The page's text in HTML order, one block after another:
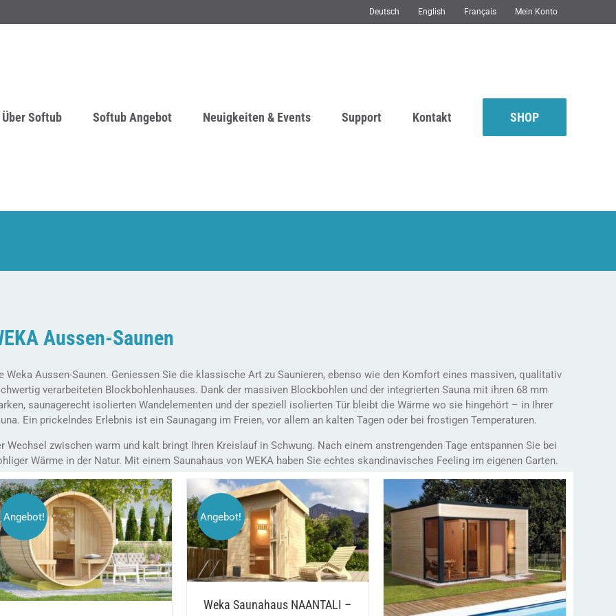
Deutsch English Français Mein Konto
Über Softub Softub Angebot Neuigkeiten & Events Support Kontakt SHOP
Aussen-Saunen
Weka Aussen-Saunen. Geniessen Sie die klassische Art zu Saunieren, ebenso wie den Komfort eines massiven, qualitativ
verarbeiteten Blockbohlenhauses. Dank der massiven Blockbohlen und der integrierten Sauna mit ihren 68 mm
saunagerecht isolierten Wandelementen und der speziell isolierten Tür bleibt die Wärme wo sie hingehört – in Ihrer
Ein prickelndes Erlebnis ist ein Saunagang im Freien, vor allem an kalten Tagen oder bei frostigen Temperaturen.
Wechsel zwischen warm und kalt bringt Ihren Kreislauf in Schwung. Nach einem anstrengenden Tage entspannen Sie bei
Wärme in der Natur. Mit einem Saunahaus von WEKA haben Sie echtes skandinavisches Feeling im eigenen Garten.
Angebot!
AUSFÜHRUNG WÄHLEN DIESES
PRODUKT
WEIST
MEHRERE
VARIANTEN
AUF.
/
Angebot!
AUSFÜHRUNG WÄHLEN DIESES
PRODUKT
WEIST
MEHRERE
VARIANTEN
DIE
OPTIONEN
/
DETAILS
Weka Saunahaus NAANTALI –
IN DEN WARENKORB DETAILS